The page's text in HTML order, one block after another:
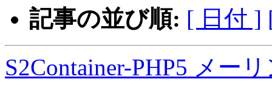
記事の並び順: [ 日付 ]
S2Container-PHP5 メー